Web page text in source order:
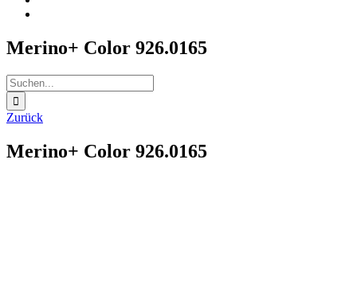
Merino+ Color 926.0165
Suche
nach:
Zurück
Merino+ Color 926.0165